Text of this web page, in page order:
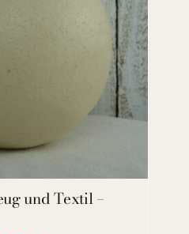
und Textil –